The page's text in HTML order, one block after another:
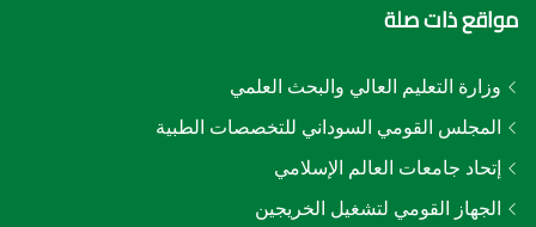
مواقع ذات صلة
وزارة التعليم العالي والبحث العلمي
المجلس القومي السوداني للتخصصات الطبية
إتحاد جامعات العالم الإسلامي
الجهاز القومي لتشغيل الخريجين